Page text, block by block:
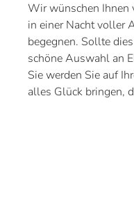
Wir wünschen Ihnen
in einer Nacht voller
begegnen. Sollte
schöne Auswahl an
Sie werden Sie auf
alles Glück bringen,